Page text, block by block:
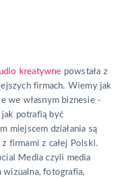
kreatywne powstała z
firmach. Wiemy jak
we własnym biznesie -
potrafią być
miejscem działania są
firmami z całej Polski.
Media czyli media
wizualna, fotografia,